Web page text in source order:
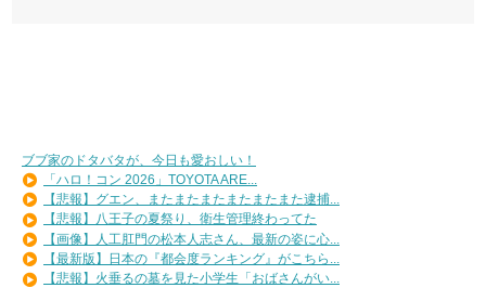
ブブ家のドタバタが、今日も愛おしい！
「ハロ！コン 2026」TOYOTA ARE...
【悲報】グエン、またまたまたまたまたまた逮捕...
【悲報】八王子の夏祭り、衛生管理終わってた
【画像】人工肛門の松本人志さん、最新の姿に心...
【最新版】日本の『都会度ランキング』がこちら...
【悲報】火垂るの墓を見た小学生「おばさんがい...